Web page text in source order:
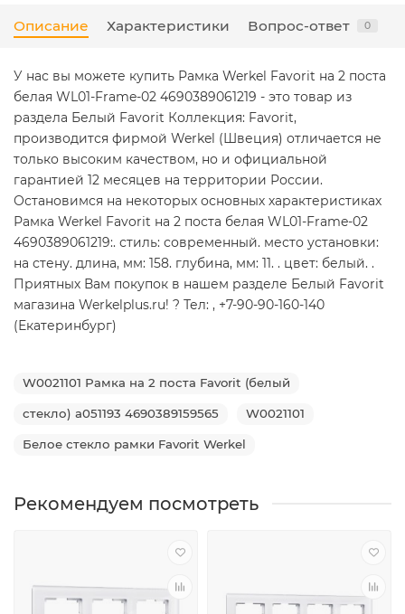
Описание Характеристики Вопрос-ответ 0
У нас вы можете купить Рамка Werkel Favorit на 2 поста
белая WL01-Frame-02 4690389061219 - это товар из
раздела Белый Favorit Коллекция: Favorit,
производится фирмой Werkel (Швеция) отличается не
только высоким качеством, но и официальной
гарантией 12 месяцев на территории России.
Остановимся на некоторых основных характеристиках
Рамка Werkel Favorit на 2 поста белая WL01-Frame-02
4690389061219:. стиль: современный. место установки:
на стену. длина, мм: 158. глубина, мм: 11. . цвет: белый. .
Приятных Вам покупок в нашем разделе Белый Favorit
магазина Werkelplus.ru! ? Тел: , +7-90-90-160-140
(Екатеринбург)
W0021101 Рамка на 2 поста Favorit (белый
стекло) a051193 4690389159565 W0021101
Белое стекло рамки Favorit Werkel
Рекомендуем посмотреть